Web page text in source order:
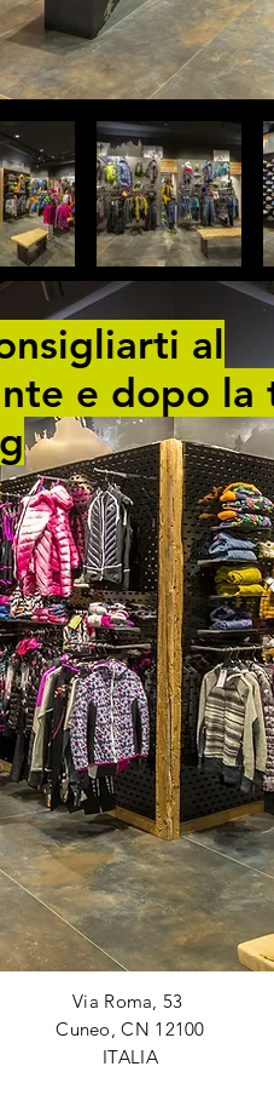
al
e dopo la
Via Roma, 53
Cuneo, CN 12100
ITALIA